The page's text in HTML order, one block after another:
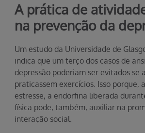
A prática de
na prevenção da
Um estudo da Universidade de
indica que um terço dos casos de
depressão poderiam ser evitados se
praticassem exercícios. Isso porque,
estresse, a endorfina liberada
física pode, também, auxiliar na
interação social.